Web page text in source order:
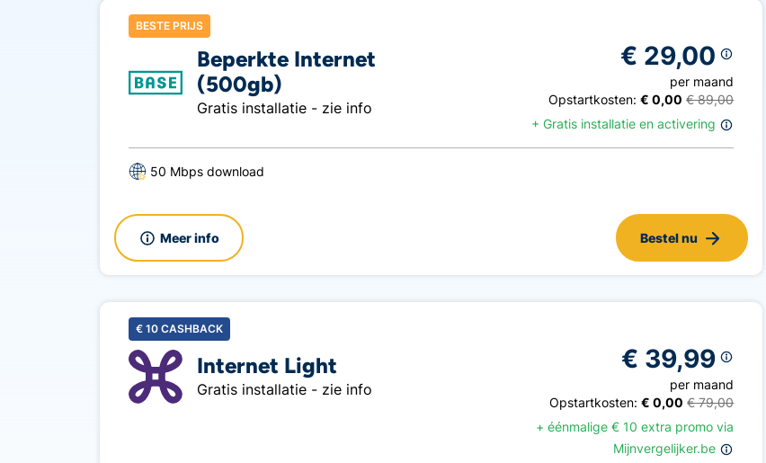
BESTE PRIJS
Beperkte Internet
(500gb)
Gratis installatie - zie info
€ 29,00
per maand
Opstartkosten: € 0,00 € 89,00
+Gratis installatie en activering
50 Mbps download
Meer info Bestel nu
€ 10 CASHBACK
Internet Light
Gratis installatie - zie info
€ 39,99
per maand
Opstartkosten: € 0,00 € 79,00
+ éénmalige € 10 extra promo via
Mijnvergelijker.be